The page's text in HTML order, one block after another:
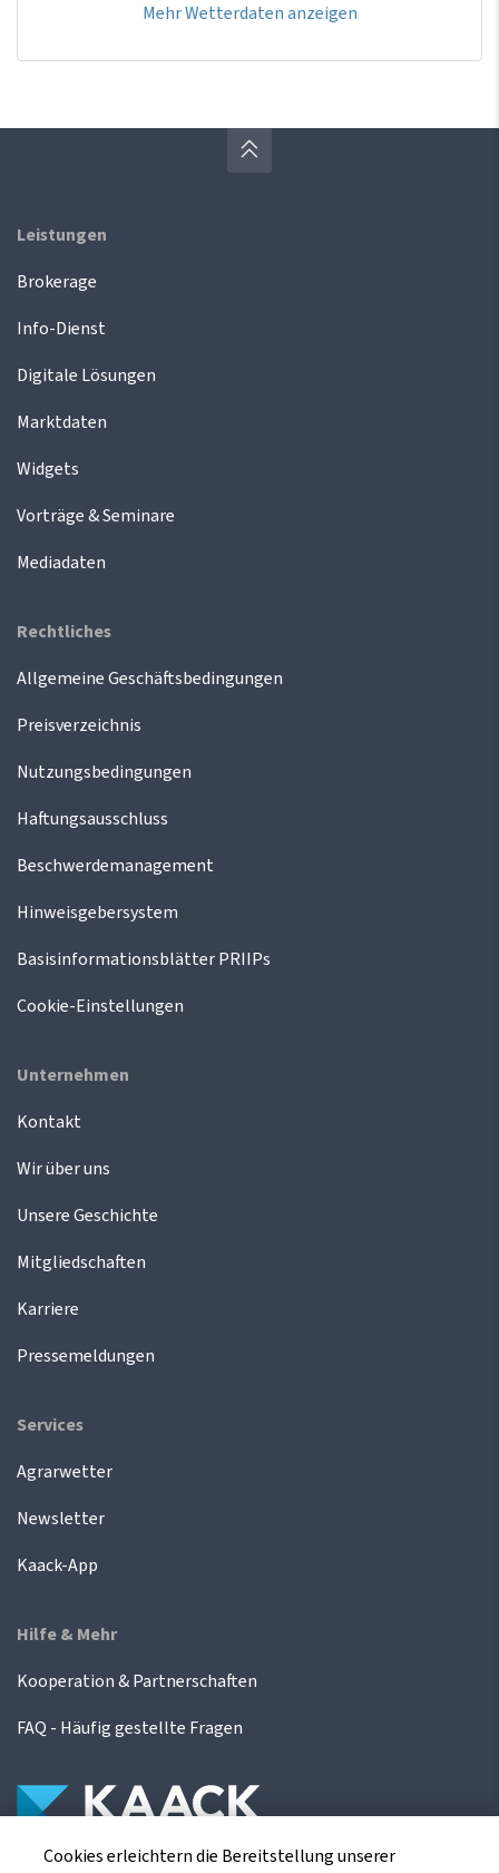
Mehr Wetterdaten anzeigen
Leistungen
Brokerage
Info-Dienst
Digitale Lösungen
Marktdaten
Widgets
Vorträge & Seminare
Mediadaten
Rechtliches
Allgemeine Geschäftsbedingungen
Preisverzeichnis
Nutzungsbedingungen
Haftungsausschluss
Beschwerdemanagement
Hinweisgebersystem
Basisinformationsblätter PRIIPs
Cookie-Einstellungen
Unternehmen
Kontakt
Wir über uns
Unsere Geschichte
Mitgliedschaften
Karriere
Pressemeldungen
Services
Agrarwetter
Newsletter
Kaack-App
Hilfe & Mehr
Kooperation & Partnerschaften
FAQ - Häufig gestellte Fragen
Cookies erleichtern die Bereitstellung unserer